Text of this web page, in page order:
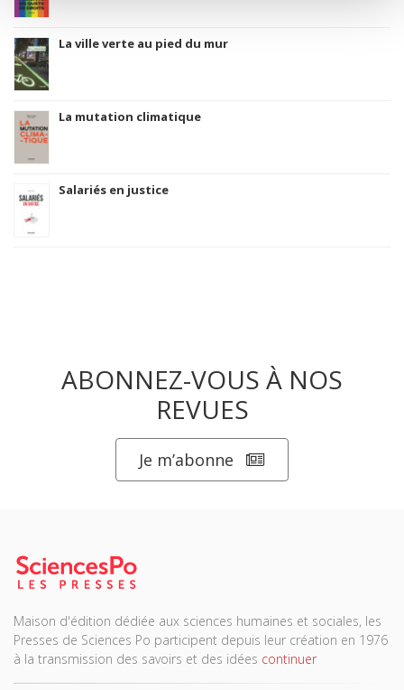
La ville verte au pied du mur
La mutation climatique
Salariés en justice
ABONNEZ-VOUS À NOS
REVUES
Je m’abonne
Maison d'édition dédiée aux sciences humaines et sociales, les
Presses de Sciences Po participent depuis leur création en 1976
à la transmission des savoirs et des idées continuer